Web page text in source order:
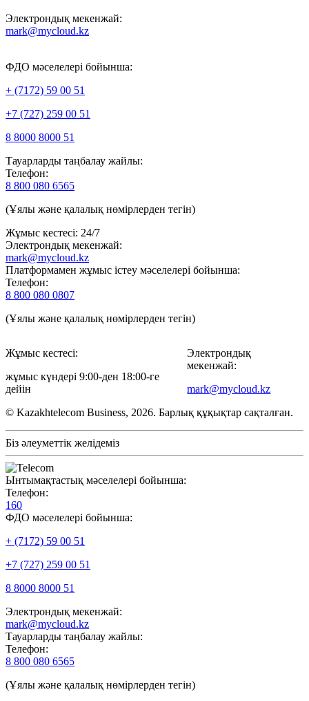
Электрондық мекенжай:
mark@mycloud.kz
ФДО мәселелері бойынша:
+ (7172) 59 00 51
+7 (727) 259 00 51
8 8000 8000 51
Тауарларды таңбалау жайлы:
Телефон:
8 800 080 6565
(Ұялы және қалалық нөмірлерден тегін)
Жұмыс кестесі: 24/7
Электрондық мекенжай:
mark@mycloud.kz
Платформамен жұмыс істеу мәселелері бойынша:
Телефон:
8 800 080 0807
(Ұялы және қалалық нөмірлерден тегін)
Жұмыс кестесі:
жұмыс күндері 9:00-ден 18:00-ге
дейін
Электрондық
мекенжай:
mark@mycloud.kz
© Kazakhtelecom Business, 2026. Барлық құқықтар сақталған.
Біз әлеуметтік желідеміз
Ынтымақтастық мәселелері бойынша:
Телефон:
160
ФДО мәселелері бойынша:
+ (7172) 59 00 51
+7 (727) 259 00 51
8 8000 8000 51
Электрондық мекенжай:
mark@mycloud.kz
Тауарларды таңбалау жайлы:
Телефон:
8 800 080 6565
(Ұялы және қалалық нөмірлерден тегін)